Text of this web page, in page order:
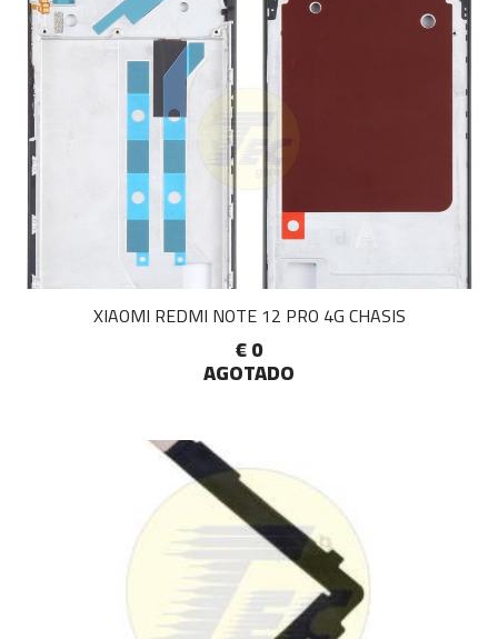
XIAOMI REDMI NOTE 12 PRO 4G CHASIS
€ 0
AGOTADO